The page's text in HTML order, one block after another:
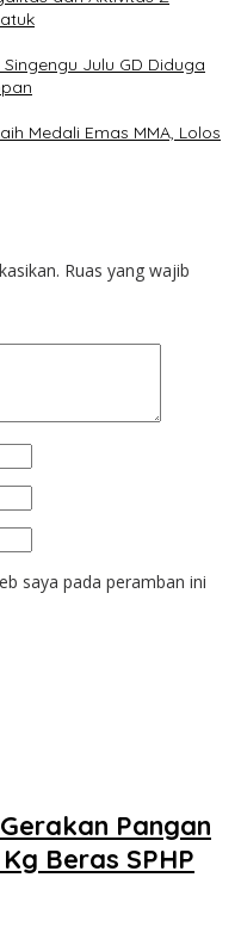
Julu GD Diduga
Medali Emas MMA, Lolos
Ruas yang wajib
saya pada peramban ini
Pangan
Beras SPHP